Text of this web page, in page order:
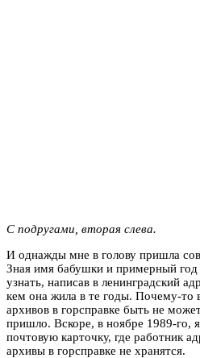
С подругами, вторая слева.
И однажды мне в голову пришла
Зная имя бабушки и примерный
узнать, написав в ленинградский
кем она жила в те годы. Почему-то
архивов в горсправке быть не
пришло. Вскоре, в ноябре 1989-го,
почтовую карточку, где работник
архивы в горсправке не хранятся.